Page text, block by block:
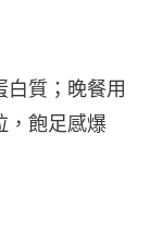
質；晚餐用
，飽足感爆